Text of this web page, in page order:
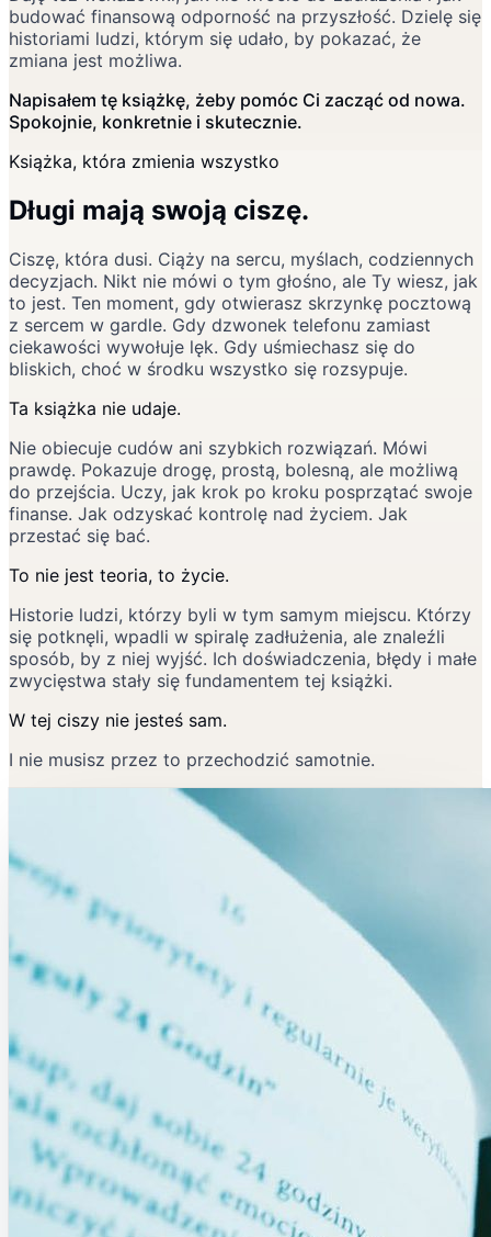
budować finansową odporność na przyszłość. Dzielę się
historiami ludzi, którym się udało, by pokazać, że
zmiana jest możliwa.
Napisałem tę książkę, żeby pomóc Ci zacząć od nowa.
Spokojnie, konkretnie i skutecznie.
Książka, która zmienia wszystko
Długi mają swoją ciszę.
Ciszę, która dusi. Ciąży na sercu, myślach, codziennych
decyzjach. Nikt nie mówi o tym głośno, ale Ty wiesz, jak
to jest. Ten moment, gdy otwierasz skrzynkę pocztową
z sercem w gardle. Gdy dzwonek telefonu zamiast
ciekawości wywołuje lęk. Gdy uśmiechasz się do
bliskich, choć w środku wszystko się rozsypuje.
Ta książka nie udaje.
Nie obiecuje cudów ani szybkich rozwiązań. Mówi
prawdę. Pokazuje drogę, prostą, bolesną, ale możliwą
do przejścia. Uczy, jak krok po kroku posprzątać swoje
finanse. Jak odzyskać kontrolę nad życiem. Jak
przestać się bać.
To nie jest teoria, to życie.
Historie ludzi, którzy byli w tym samym miejscu. Którzy
się potknęli, wpadli w spiralę zadłużenia, ale znaleźli
sposób, by z niej wyjść. Ich doświadczenia, błędy i małe
zwycięstwa stały się fundamentem tej książki.
W tej ciszy nie jesteś sam.
I nie musisz przez to przechodzić samotnie.